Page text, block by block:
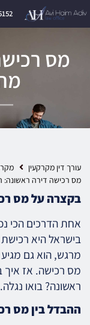
מס
עורך דין מקרקעין
מס רכישה דירה
בקצרה על מס
אחת הדרכים הכי
בישראל היא רכישת
מרגש, הוא גם
מס רכישה. אז איך
ראשונה? בואו נגלה.
ההבדל בין מס